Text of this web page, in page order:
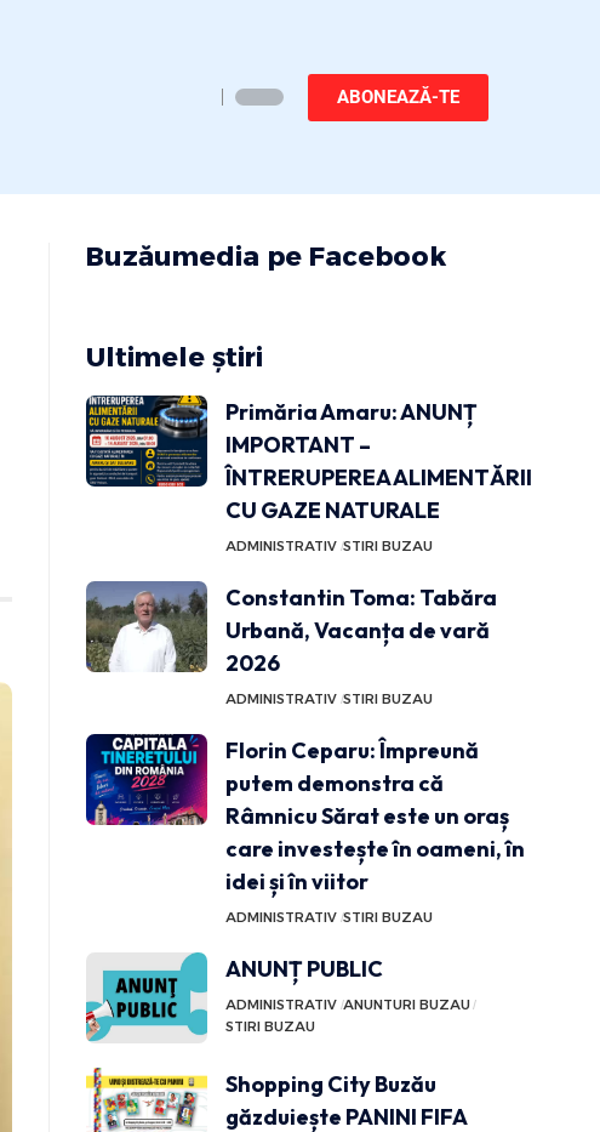
ABONEAZĂ-TE
Buzăumedia pe Facebook
Ultimele știri
Primăria Amaru: ANUNȚ
IMPORTANT –
ÎNTRERUPEREA ALIMENTĂRII
CU GAZE NATURALE
ADMINISTRATIV STIRI BUZAU
Constantin Toma: Tabăra
Urbană, Vacanța de vară
2026
ADMINISTRATIV STIRI BUZAU
Florin Ceparu: Împreună
putem demonstra că
Râmnicu Sărat este un oraș
care investește în oameni, în
idei și în viitor
ADMINISTRATIV STIRI BUZAU
ANUNȚ PUBLIC
ADMINISTRATIV ANUNTURI BUZAU
STIRI BUZAU
Shopping City Buzău
găzduiește PANINI FIFA